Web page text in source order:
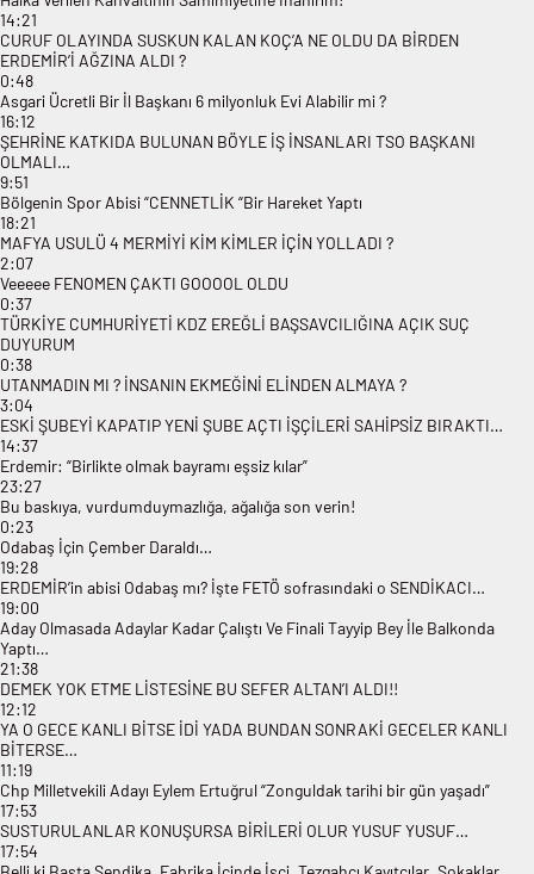
14:21
CURUF OLAYINDA SUSKUN KALAN KOÇ’A NE OLDU DA BİRDEN
ERDEMİR’İ AĞZINA ALDI ?
0:48
Asgari Ücretli Bir İl Başkanı 6 milyonluk Evi Alabilir mi ?
16:12
ŞEHRİNE KATKIDA BULUNAN BÖYLE İŞ İNSANLARI TSO BAŞKANI
OLMALI…
9:51
Bölgenin Spor Abisi “CENNETLİK “Bir Hareket Yaptı
18:21
MAFYA USULÜ 4 MERMİYİ KİM KİMLER İÇİN YOLLADI ?
2:07
Veeeee FENOMEN ÇAKTI GOOOOL OLDU
0:37
TÜRKİYE CUMHURİYETİ KDZ EREĞLİ BAŞSAVCILIĞINA AÇIK SUÇ
DUYURUM
0:38
UTANMADIN MI ? İNSANIN EKMEĞİNİ ELİNDEN ALMAYA ?
3:04
ESKİ ŞUBEYİ KAPATIP YENİ ŞUBE AÇTI İŞÇİLERİ SAHİPSİZ BIRAKTI…
14:37
Erdemir: “Birlikte olmak bayramı eşsiz kılar”
23:27
Bu baskıya, vurdumduymazlığa, ağalığa son verin!
0:23
Odabaş İçin Çember Daraldı…
19:28
ERDEMİR’in abisi Odabaş mı? İşte FETÖ sofrasındaki o SENDİKACI…
19:00
Aday Olmasada Adaylar Kadar Çalıştı Ve Finali Tayyip Bey İle Balkonda
Yaptı…
21:38
DEMEK YOK ETME LİSTESİNE BU SEFER ALTAN’I ALDI!!
12:12
YA O GECE KANLI BİTSE İDİ YADA BUNDAN SONRAKİ GECELER KANLI
BİTERSE…
11:19
Chp Milletvekili Adayı Eylem Ertuğrul “Zonguldak tarihi bir gün yaşadı”
17:53
SUSTURULANLAR KONUŞURSA BİRİLERİ OLUR YUSUF YUSUF…
17:54